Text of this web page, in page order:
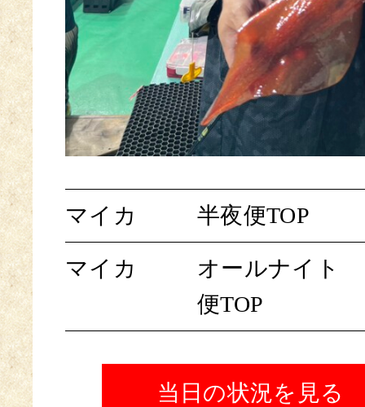
マイカ 半夜便TOP
マイカ
オールナイト
便TOP
当日の状況を見る